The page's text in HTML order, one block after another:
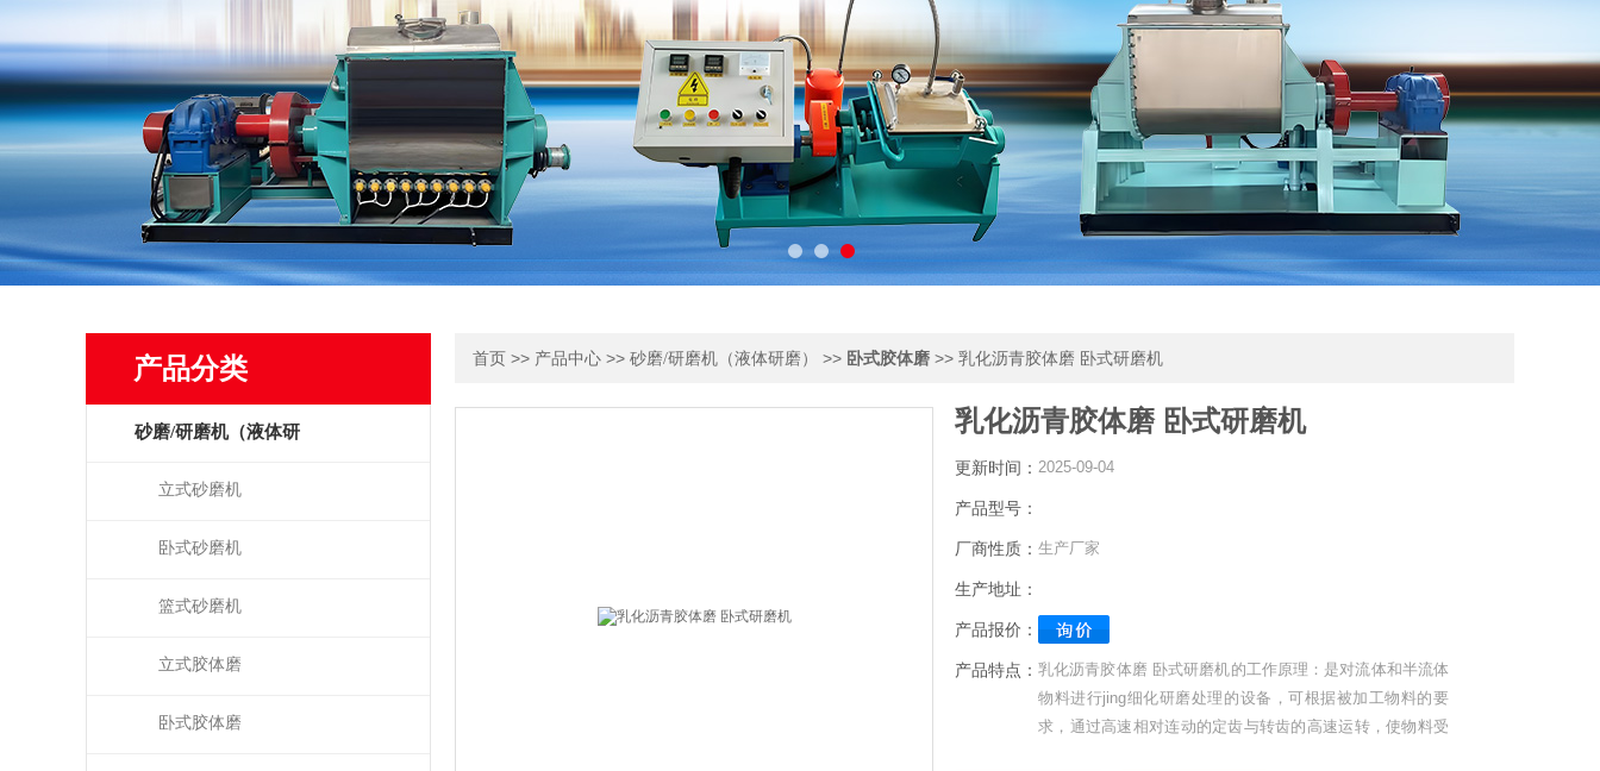
产品分类
砂磨/研磨机（液体研
磨）立式砂磨机
卧式砂磨机
篮式砂磨机
立式胶体磨
卧式胶体磨
首页 >> 产品中心 >> 砂磨/研磨机（液体研磨） >> 卧式胶体磨 >> 乳化沥青胶体磨 卧式研磨机
乳化沥青胶体磨 卧式研磨机
更新时间： 2025-09-04
产品型号：
厂商性质： 生产厂家
生产地址：
产品报价：
产品特点： 乳化沥青胶体磨 卧式研磨机的工作原理：是对流体和半流体
物料进行jing细化研磨处理的设备，可根据被加工物料的要
求，通过高速相对连动的定齿与转齿的高速运转，使物料受